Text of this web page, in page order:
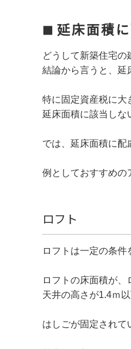
延床面積
どうして新築住宅の
結論から言うと、延
特に固定資産税に大
延床面積に該当しな
では、延床面積に配
例としておすすめの
ロフト
ロフトは一定の条件
ロフトの床面積が
天井の高さが1.4ｍ
はしごが固定されて